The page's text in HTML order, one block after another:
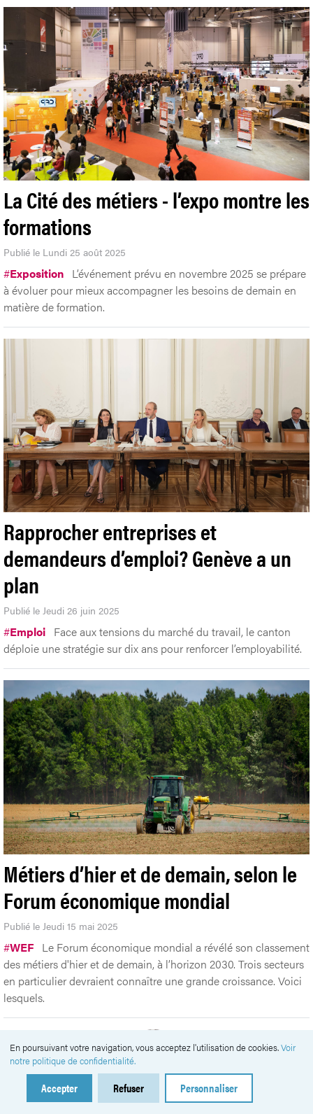
La Cité des métiers - l’expo montre les
formations
Publié le Lundi 25 août 2025
#Exposition L’événement prévu en novembre 2025 se prépare
à évoluer pour mieux accompagner les besoins de demain en
matière de formation.
Rapprocher entreprises et
demandeurs d’emploi? Genève a un
plan
Publié le Jeudi 26 juin 2025
#Emploi Face aux tensions du marché du travail, le canton
déploie une stratégie sur dix ans pour renforcer l’employabilité.
Métiers d’hier et de demain, selon le
Forum économique mondial
Publié le Jeudi 15 mai 2025
#WEF Le Forum économique mondial a révélé son classement
des métiers d'hier et de demain, à l’horizon 2030. Trois secteurs
en particulier devraient connaître une grande croissance. Voici
lesquels.
En poursuivant votre navigation, vous acceptez l'utilisation de cookies.Voir
notre politique de confidentialité.
Accepter Refuser Personnaliser